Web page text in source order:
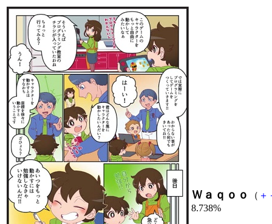
Ｗａｑｏｏ （ ＋
8.738%